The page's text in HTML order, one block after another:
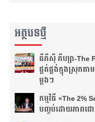
អត្ថបទថ្មី
ធីភីស៊ី ភីហ្សា-The
ផ្គត់ផ្គង់​ក្នុង​ស្រុក​ត
ម្តងៗ​
កម្មវិធី «The 2%
បញ្ចប់ដោយភាពជ